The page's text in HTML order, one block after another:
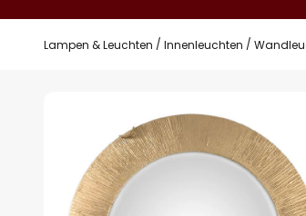
Lampen & Leuchten Innenleuchten
Bildgalerie
springen